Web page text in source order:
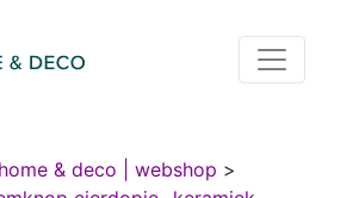
& deco | webshop >